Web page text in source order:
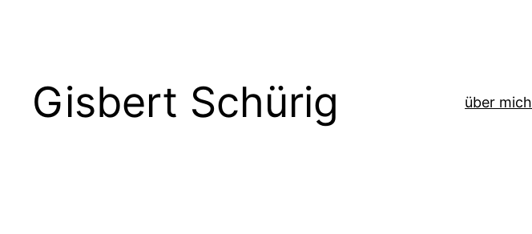
Gisbert Schürig über mich